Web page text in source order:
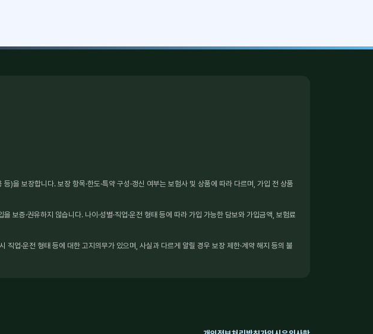
)을 보장합니다. 보장 항목·한도·특약 구성·갱신 여부는 보험사 및 상품에 따라 다르며, 가입 전 상품
보증·권유하지 않습니다. 나이·성별·직업·운전 형태 등에 따라 가입 가능한 담보와 가입금액, 보험료
업·운전 형태 등에 대한 고지의무가 있으며, 사실과 다르게 알릴 경우 보장 제한·계약 해지 등의 불